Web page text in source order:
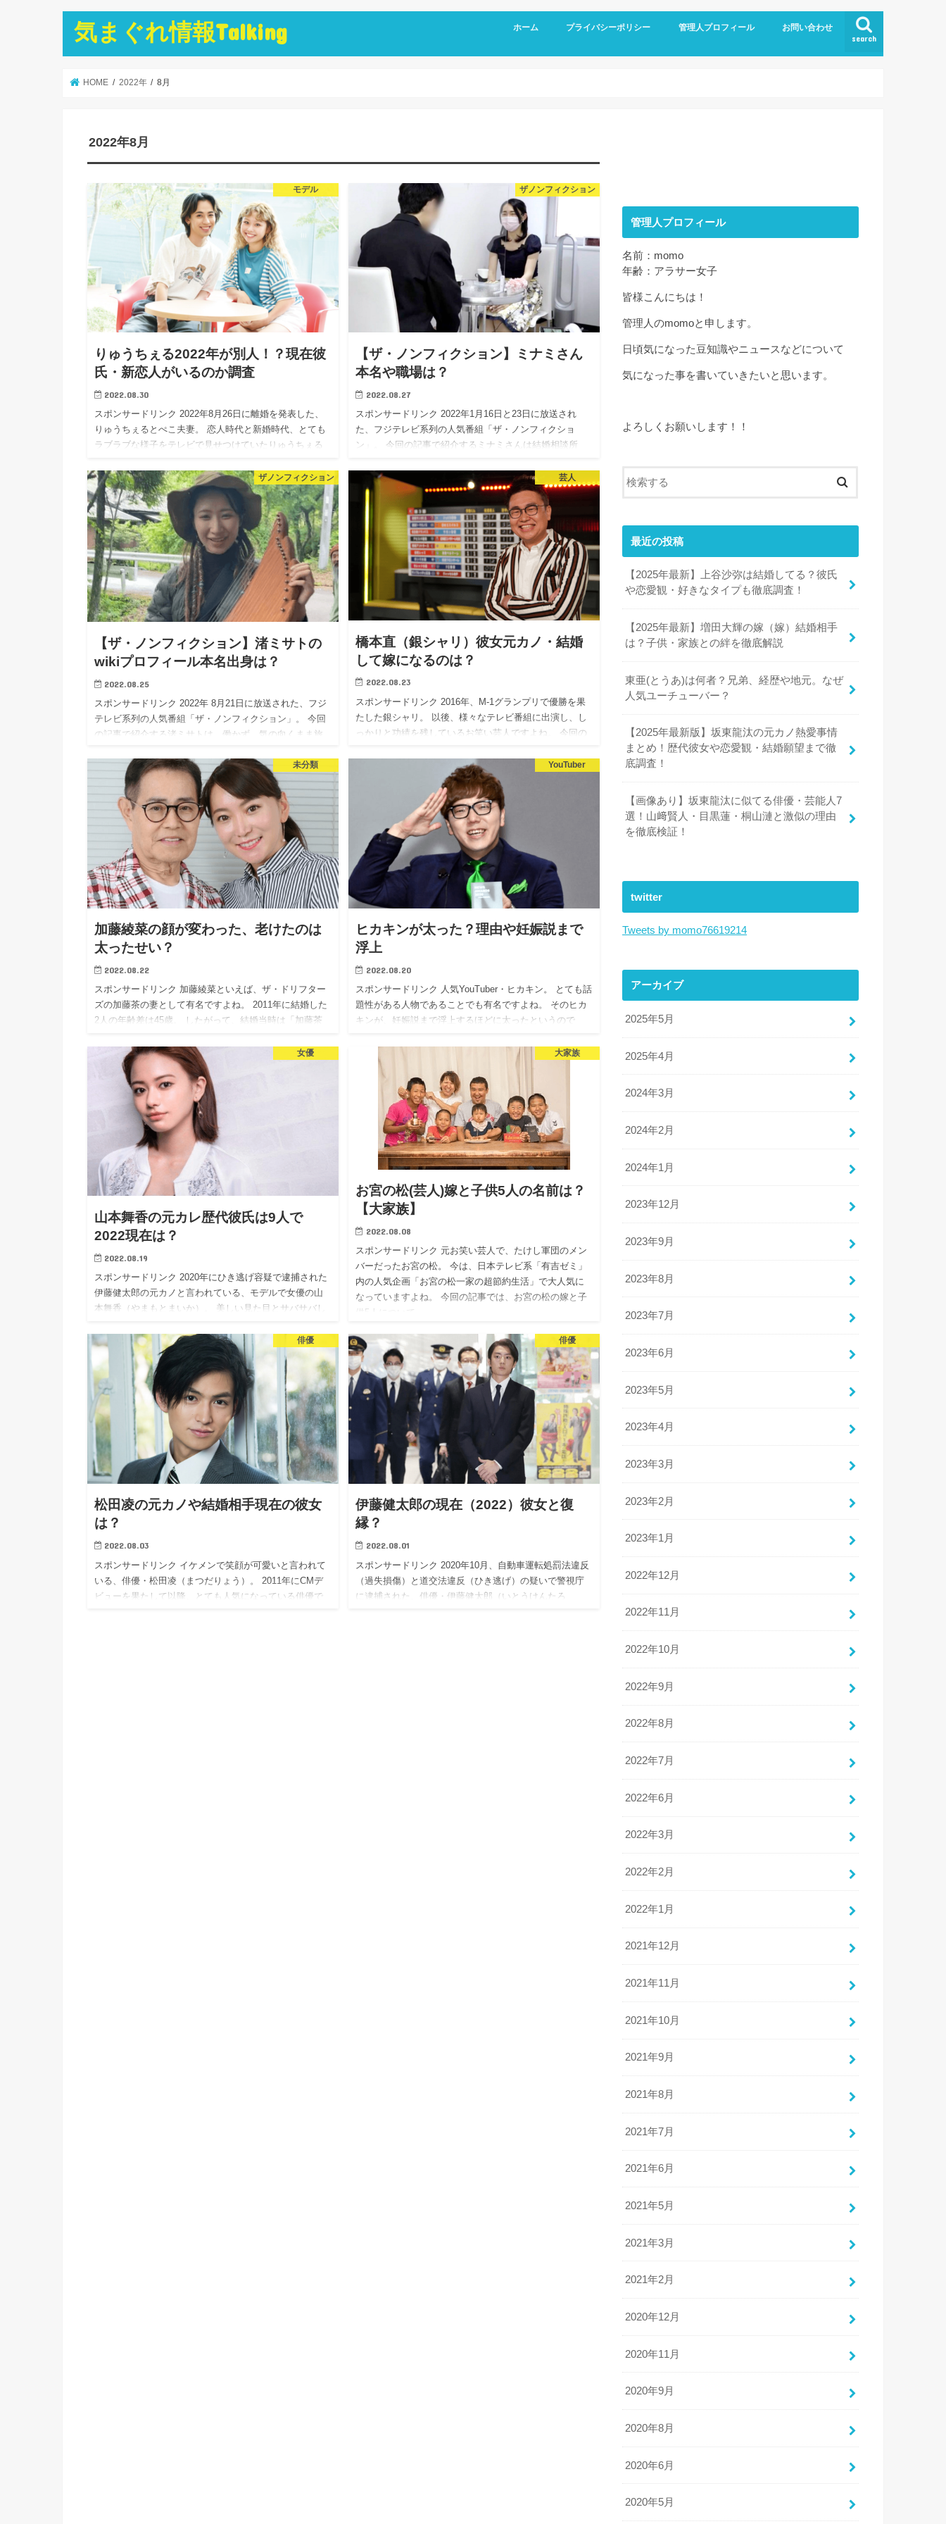
気まぐれ情報Talking search
ホーム プライバシーポリシー 管理人プロフィール お問い合わせ
HOME 2022年 8月
2022年8月
モデル
りゅうちぇる2022年が別人！？現在彼
氏・新恋人がいるのか調査
2022.08.30
スポンサードリンク 2022年8月26日に離婚を発表した、
りゅうちぇるとぺこ夫妻。 恋人時代と新婚時代、とても
ラブラブな様子をテレビで見せつけていたりゅうちぇる
の記事で…
ザノンフィクション
【ザ・ノンフィクション】ミナミさん
本名や職場は？
2022.08.27
スポンサードリンク 2022年1月16日と23日に放送され
た、フジテレビ系列の人気番組「ザ・ノンフィクショ
ン」。 今回の記事で紹介するミナミさんは結婚相談所
題になっていま…
ザノンフィクション
【ザ・ノンフィクション】渚ミサトの
wikiプロフィール本名出身は？
2022.08.25
スポンサードリンク 2022年 8月21日に放送された、フジ
テレビ系列の人気番組「ザ・ノンフィクション」。 今回
の記事で紹介する渚ミサトは、働かず、気の向くまま旅
は、渚…
芸人
橋本直（銀シャリ）彼女元カノ・結婚
して嫁になるのは？
2022.08.23
スポンサードリンク 2016年、M-1グランプリで優勝を果
たした銀シャリ。 以後、様々なテレビ番組に出演し、し
っかりと功績を残しているお笑い芸人ですよね。 今回の
未分類
加藤綾菜の顔が変わった、老けたのは
太ったせい？
2022.08.22
スポンサードリンク 加藤綾菜といえば、ザ・ドリフター
ズの加藤茶の妻として有名ですよね。 2011年に結婚した
2人の年齢差は45歳。 したがって、結婚当時は「加藤茶
綾菜もか…
YouTuber
ヒカキンが太った？理由や妊娠説まで
浮上
2022.08.20
スポンサードリンク 人気YouTuber・ヒカキン。 とても話
題性がある人物であることでも有名ですよね。 そのヒカ
キンが、妊娠説まで浮上するほどに太ったというので
女優
山本舞香の元カレ歴代彼氏は9人で
2022現在は？
2022.08.19
スポンサードリンク 2020年にひき逃げ容疑で逮捕された
伊藤健太郎の元カノと言われている、モデルで女優の山
本舞香（やまもとまいか）。 美しい見た目とサバサバし
は、山本舞…
大家族
お宮の松(芸人)嫁と子供5人の名前は？
【大家族】
2022.08.08
スポンサードリンク 元お笑い芸人で、たけし軍団のメン
バーだったお宮の松。 今は、日本テレビ系「有吉ゼミ」
内の人気企画「お宮の松一家の超節約生活」で大人気に
なっていますよね。 今回の記事では、お宮の松の嫁と子
供5人について…
俳優
松田凌の元カノや結婚相手現在の彼女
は？
2022.08.03
スポンサードリンク イケメンで笑顔が可愛いと言われて
いる、俳優・松田凌（まつだりょう）。 2011年にCMデ
ビューを果たして以降、とても人気になっている俳優で
俳優
伊藤健太郎の現在（2022）彼女と復
縁？
2022.08.01
スポンサードリンク 2020年10月、自動車運転処罰法違反
（過失損傷）と道交法違反（ひき逃げ）の疑いで警視庁
に逮捕された、俳優・伊藤健太郎（いとうけんたろ
管理人プロフィール
名前：momo
年齢：アラサー女子
皆様こんにちは！
管理人のmomoと申します。
日頃気になった豆知識やニュースなどについて
気になった事を書いていきたいと思います。
よろしくお願いします！！
最近の投稿
【2025年最新】上谷沙弥は結婚してる？彼氏
や恋愛観・好きなタイプも徹底調査！
【2025年最新】増田大輝の嫁（嫁）結婚相手
は？子供・家族との絆を徹底解説
東亜(とうあ)は何者？兄弟、経歴や地元。なぜ
人気ユーチューバー？
【2025年最新版】坂東龍汰の元カノ熱愛事情
まとめ！歴代彼女や恋愛観・結婚願望まで徹
底調査！
【画像あり】坂東龍汰に似てる俳優・芸能人7
選！山﨑賢人・目黒蓮・桐山漣と激似の理由
を徹底検証！
twitter
Tweets by momo76619214
アーカイブ
2025年5月
2025年4月
2024年3月
2024年2月
2024年1月
2023年12月
2023年9月
2023年8月
2023年7月
2023年6月
2023年5月
2023年4月
2023年3月
2023年2月
2023年1月
2022年12月
2022年11月
2022年10月
2022年9月
2022年8月
2022年7月
2022年6月
2022年3月
2022年2月
2022年1月
2021年12月
2021年11月
2021年10月
2021年9月
2021年8月
2021年7月
2021年6月
2021年5月
2021年3月
2021年2月
2020年12月
2020年11月
2020年9月
2020年8月
2020年6月
2020年5月